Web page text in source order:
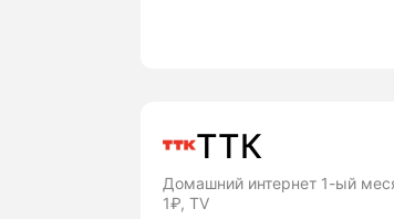
ТТК
Домашний интернет 1-ый
1₽, TV